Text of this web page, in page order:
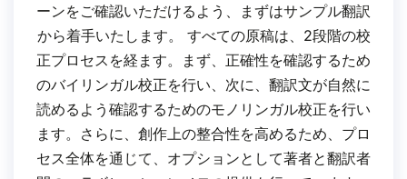
ーンをご確認いただけるよう、まずはサンプル翻訳
から着手いたします。 すべての原稿は、2段階の校
正プロセスを経ます。まず、正確性を確認するため
のバイリンガル校正を行い、次に、翻訳文が自然に
読めるよう確認するためのモノリンガル校正を行い
ます。さらに、創作上の整合性を高めるため、プロ
セス全体を通じて、オプションとして著者と翻訳者